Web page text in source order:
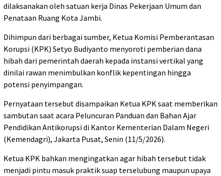
dilaksanakan oleh satuan kerja Dinas Pekerjaan Umum dan
Penataan Ruang Kota Jambi.
Dihimpun dari berbagai sumber, Ketua Komisi Pemberantasan
Korupsi (KPK) Setyo Budiyanto menyoroti pemberian dana
hibah dari pemerintah daerah kepada instansi vertikal yang
dinilai rawan menimbulkan konflik kepentingan hingga
potensi penyimpangan.
Pernyataan tersebut disampaikan Ketua KPK saat memberikan
sambutan saat acara Peluncuran Panduan dan Bahan Ajar
Pendidikan Antikorupsi di Kantor Kementerian Dalam Negeri
(Kemendagri), Jakarta Pusat, Senin (11/5/2026).
Ketua KPK bahkan mengingatkan agar hibah tersebut tidak
menjadi pintu masuk praktik suap terselubung maupun upaya